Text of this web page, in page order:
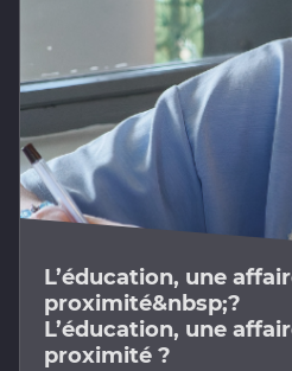
L’éducation, une
proximité&nbsp;?
L’éducation, une
proximité ?